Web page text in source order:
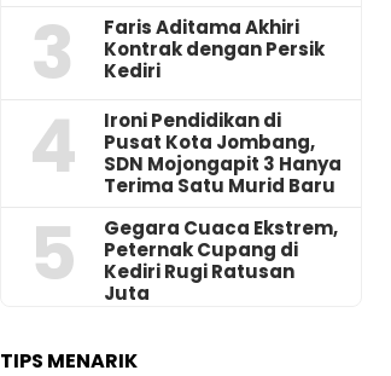
3
Faris Aditama Akhiri
Kontrak dengan Persik
Kediri
4
Ironi Pendidikan di
Pusat Kota Jombang,
SDN Mojongapit 3 Hanya
Terima Satu Murid Baru
5
‎Gegara Cuaca Ekstrem,
Peternak Cupang di
Kediri Rugi Ratusan
Juta
TIPS MENARIK